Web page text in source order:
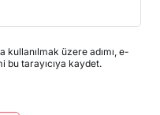
kullanılmak üzere adımı, e-
bu tarayıcıya kaydet.